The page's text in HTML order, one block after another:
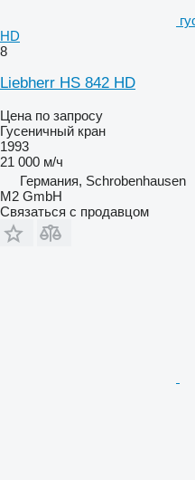
HD
8
Liebherr HS 842 HD
Цена по запросу
Гусеничный кран
1993
21 000 м/ч
Германия, Schrobenhausen
M2 GmbH
Связаться с продавцом